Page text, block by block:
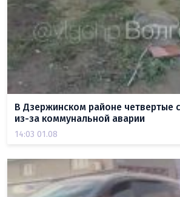
В Дзержинском районе четвертые
из-за коммунальной аварии
14:03 01.08